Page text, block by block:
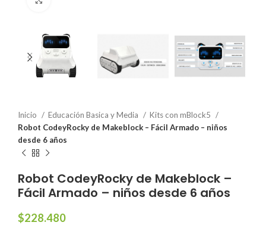
Inicio Educación Basica y Media
Kits con mBlock5
Robot CodeyRocky de Makeblock – Fácil Armado – niños
desde 6 años
Robot CodeyRocky de Makeblock –
Fácil Armado – niños desde 6 años
$228.480